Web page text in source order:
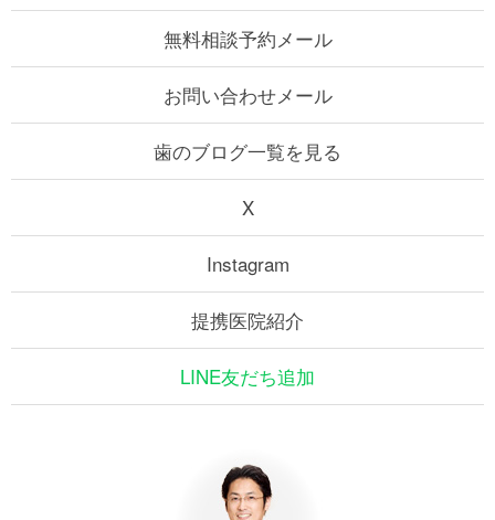
無料相談予約メール
お問い合わせメール
歯のブログ一覧を見る
X
Instagram
提携医院紹介
LINE友だち追加